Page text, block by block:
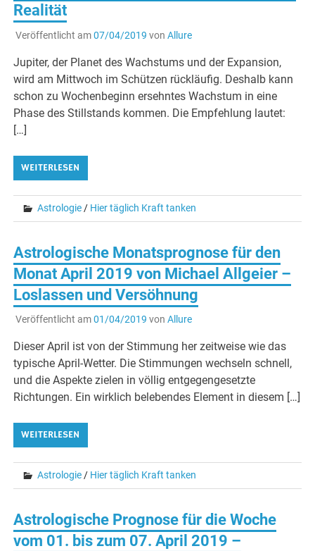
Realität
Veröffentlicht am07/04/2019 von Allure
Jupiter, der Planet des Wachstums und der Expansion,
wird am Mittwoch im Schützen rückläufig. Deshalb kann
schon zu Wochenbeginn ersehntes Wachstum in eine
Phase des Stillstands kommen. Die Empfehlung lautet:
[…]
WEITERLESEN
Astrologie / Hier täglich Kraft tanken
Astrologische Monatsprognose für den
Monat April 2019 von Michael Allgeier –
Loslassen und Versöhnung
Veröffentlicht am01/04/2019 von Allure
Dieser April ist von der Stimmung her zeitweise wie das
typische April-Wetter. Die Stimmungen wechseln schnell,
und die Aspekte zielen in völlig entgegengesetzte
Richtungen. Ein wirklich belebendes Element in diesem […]
WEITERLESEN
Astrologie/ Hier täglich Kraft tanken
Astrologische Prognose für die Woche
vom 01. bis zum 07. April 2019 –